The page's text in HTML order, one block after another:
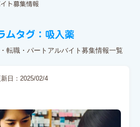
ト募集情報
ムタグ：吸入薬
転職・パートアルバイト募集情報一覧
新日：2025/02/4